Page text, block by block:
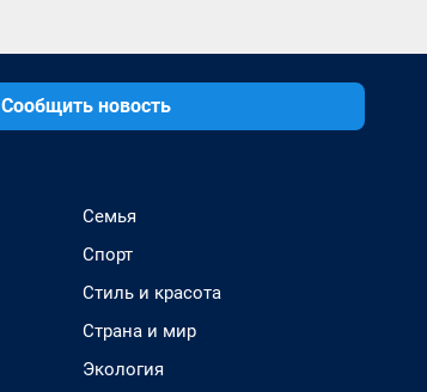
Сообщить новость
Семья
Спорт
Стиль и красота
Страна и мир
Экология